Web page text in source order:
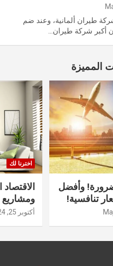
طيران ألمانية، وعند ضم
أكبر شركة طيران…
المميزة
وأفضل
تنافسية!
اخترنا لك
أكتوبر 25, 2024